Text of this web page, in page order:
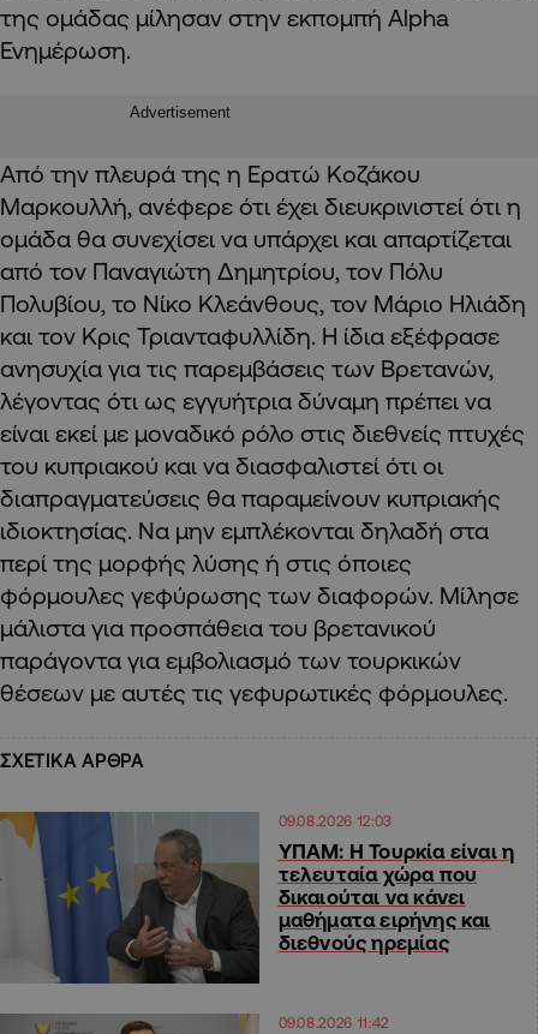
της ομάδας μίλησαν στην εκπομπή Alpha
Ενημέρωση.
Advertisement
Από την πλευρά της η Ερατώ Κοζάκου
Μαρκουλλή, ανέφερε ότι έχει διευκρινιστεί ότι η
ομάδα θα συνεχίσει να υπάρχει και απαρτίζεται
από τον Παναγιώτη Δημητρίου, τον Πόλυ
Πολυβίου, το Νίκο Κλεάνθους, τον Μάριο Ηλιάδη
και τον Κρις Τριανταφυλλίδη. Η ίδια εξέφρασε
ανησυχία για τις παρεμβάσεις των Βρετανών,
λέγοντας ότι ως εγγυήτρια δύναμη πρέπει να
είναι εκεί με μοναδικό ρόλο στις διεθνείς πτυχές
του κυπριακού και να διασφαλιστεί ότι οι
διαπραγματεύσεις θα παραμείνουν κυπριακής
ιδιοκτησίας. Να μην εμπλέκονται δηλαδή στα
περί της μορφής λύσης ή στις όποιες
φόρμουλες γεφύρωσης των διαφορών. Μίλησε
μάλιστα για προσπάθεια του βρετανικού
παράγοντα για εμβολιασμό των τουρκικών
θέσεων με αυτές τις γεφυρωτικές φόρμουλες.
ΣΧΕΤΙΚΑ ΑΡΘΡΑ
09.08.2026 12:03
ΥΠΑΜ: Η Τουρκία είναι η
τελευταία χώρα που
δικαιούται να κάνει
μαθήματα ειρήνης και
διεθνούς ηρεμίας
09.08.2026 11:42